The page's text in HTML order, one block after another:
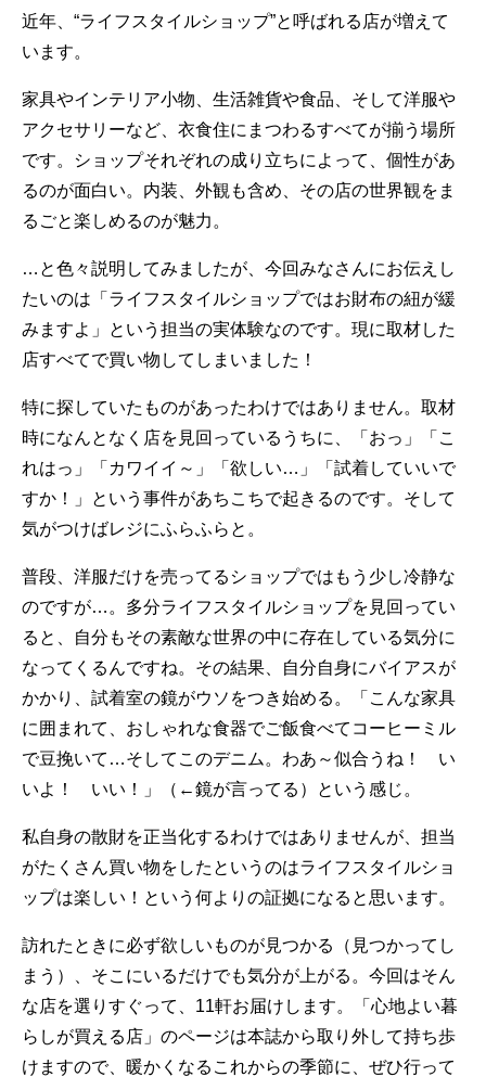
近年、“ライフスタイルショップ”と呼ばれる店が増えて
います。
家具やインテリア小物、生活雑貨や食品、そして洋服や
アクセサリーなど、衣食住にまつわるすべてが揃う場所
です。ショップそれぞれの成り立ちによって、個性があ
るのが面白い。内装、外観も含め、その店の世界観をま
るごと楽しめるのが魅力。
…と色々説明してみましたが、今回みなさんにお伝えし
たいのは「ライフスタイルショップではお財布の紐が緩
みますよ」という担当の実体験なのです。現に取材した
店すべてで買い物してしまいました！
特に探していたものがあったわけではありません。取材
時になんとなく店を見回っているうちに、「おっ」「こ
れはっ」「カワイイ～」「欲しい…」「試着していいで
すか！」という事件があちこちで起きるのです。そして
気がつけばレジにふらふらと。
普段、洋服だけを売ってるショップではもう少し冷静な
のですが…。多分ライフスタイルショップを見回ってい
ると、自分もその素敵な世界の中に存在している気分に
なってくるんですね。その結果、自分自身にバイアスが
かかり、試着室の鏡がウソをつき始める。「こんな家具
に囲まれて、おしゃれな食器でご飯食べてコーヒーミル
で豆挽いて…そしてこのデニム。わあ～似合うね！ い
いよ！ いい！」（←鏡が言ってる）という感じ。
私自身の散財を正当化するわけではありませんが、担当
がたくさん買い物をしたというのはライフスタイルショ
ップは楽しい！という何よりの証拠になると思います。
訪れたときに必ず欲しいものが見つかる（見つかってし
まう）、そこにいるだけでも気分が上がる。今回はそん
な店を選りすぐって、11軒お届けします。「心地よい暮
らしが買える店」のページは本誌から取り外して持ち歩
けますので、暖かくなるこれからの季節に、ぜひ行って